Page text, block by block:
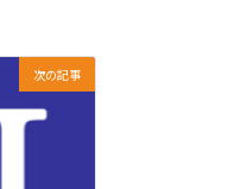
次の記事